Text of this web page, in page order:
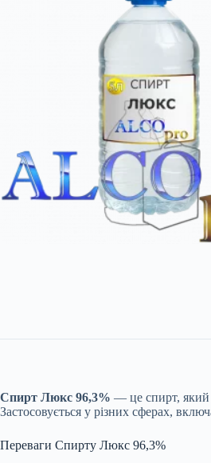
Спирт Люкс 96,3% — це спирт, який
Застосовується у різних сферах,
Переваги Спирту Люкс 96,3%